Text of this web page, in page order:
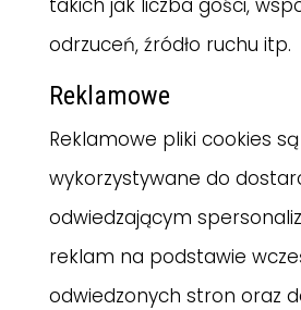
takich jak liczba gości,
odrzuceń, źródło ruchu itp.
Reklamowe
Reklamowe pliki cookies są
wykorzystywane do
odwiedzającym
reklam na podstawie
odwiedzonych stron oraz